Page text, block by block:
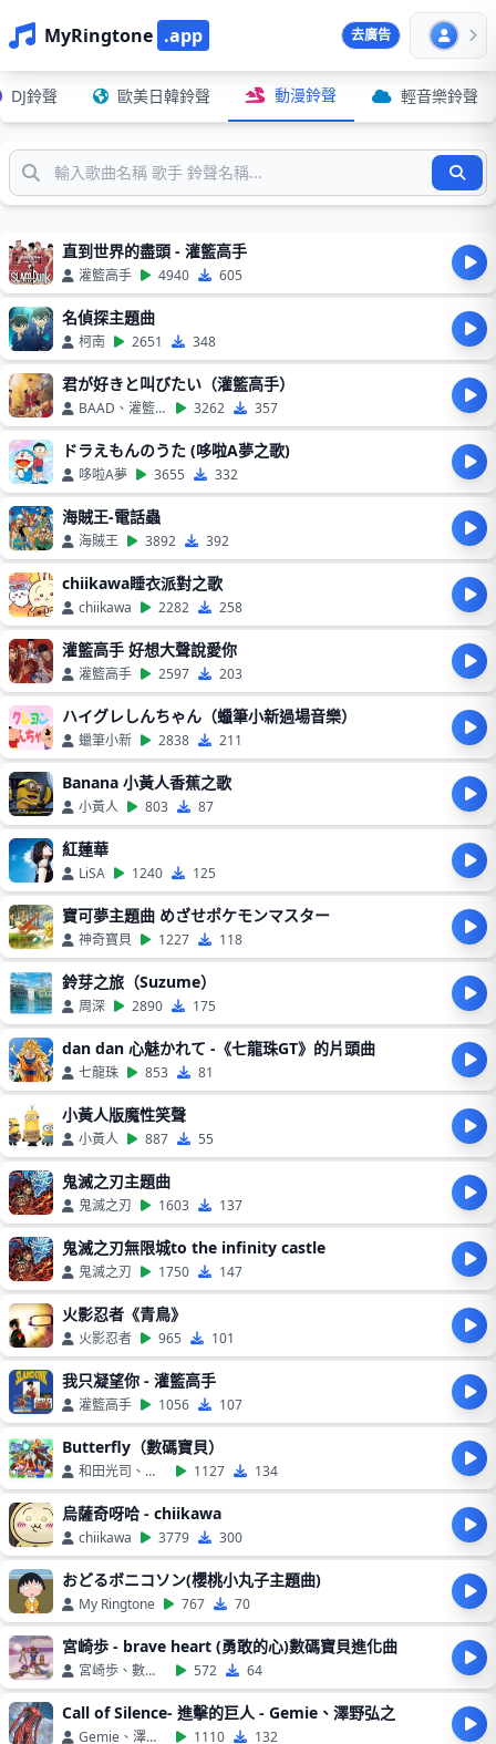
MyRingtone .app 去廣告
DJ鈴聲 歐美日韓鈴聲 動漫鈴聲 輕音樂鈴聲
直到世界的盡頭 - 灌籃高手
灌籃高手 4940 605
名偵探主題曲
柯南 2651 348
君が好きと叫びたい（灌籃高手）
BAAD、灌籃高手 3262 357
ドラえもんのうた (哆啦A夢之歌)
哆啦A夢 3655 332
海賊王-電話蟲
海賊王 3892 392
chiikawa睡衣派對之歌
chiikawa 2282 258
灌籃高手 好想大聲說愛你
灌籃高手 2597 203
ハイグレしんちゃん（蠟筆小新過場音樂）
蠟筆小新 2838 211
Banana 小黃人香蕉之歌
小黃人 803 87
紅蓮華
LiSA 1240 125
寶可夢主題曲 めざせポケモンマスター
神奇寶貝 1227 118
鈴芽之旅（Suzume）
周深 2890 175
dan dan 心魅かれて -《七龍珠GT》的片頭曲
七龍珠 853 81
小黃人版魔性笑聲
小黃人 887 55
鬼滅之刃主題曲
鬼滅之刃 1603 137
鬼滅之刃無限城to the infinity castle
鬼滅之刃 1750 147
火影忍者《青鳥》
火影忍者 965 101
我只凝望你 - 灌籃高手
灌籃高手 1056 107
Butterfly（數碼寶貝）
和田光司、數碼寶貝 1127 134
烏薩奇呀哈 - chiikawa
chiikawa 3779 300
おどるボニコソン(櫻桃小丸子主題曲)
My Ringtone 767 70
宮崎歩 - brave heart (勇敢的心)數碼寶貝進化曲
宮崎歩、數碼寶貝 572 64
Call of Silence- 進擊的巨人 - Gemie、澤野弘之
Gemie、澤野弘之 1110 132